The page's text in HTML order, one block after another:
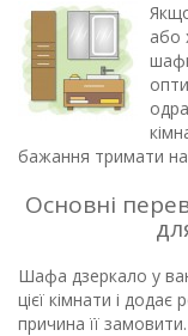
або
бажання тримати
Основні
Шафа дзеркало у
цієї кімнати і
причина її